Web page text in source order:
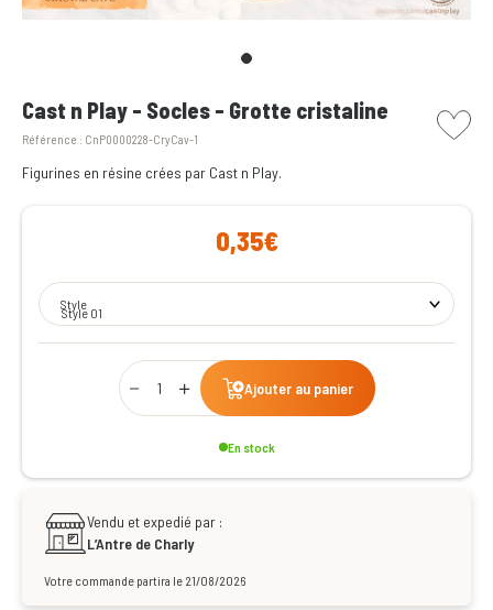
Cast n Play - Socles - Grotte cristaline
Référence : CnP0000228-CryCav-1
picto
Figurines en résine crées par Cast n Play.
0,35€
Style
Style 01
Qty
Ajouter au panier
En stock
Vendu et expedié par :
L’Antre de Charly
Votre commande partira le 21/08/2026